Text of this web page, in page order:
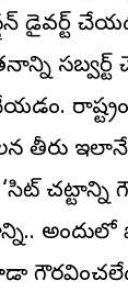
డైవర్ట్
సబ్వర్ట్
తీరు
చట్టాన్ని
అందులో